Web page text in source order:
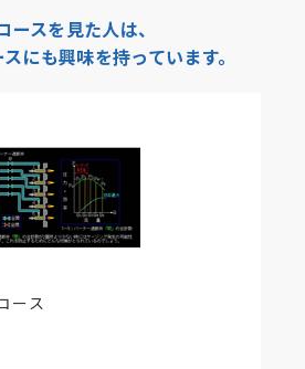
で学習してください。
ースを見た人は、
にも興味を持っています。
ース